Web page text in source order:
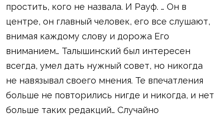
простить, кого не назвала. И Рауф. … Он в
центре, он главный человек, его все слушают,
внимая каждому слову и дорожа Его
вниманием… Талышинский был интересен
всегда, умел дать нужный совет, но никогда
не навязывал своего мнения. Те впечатления
больше не повторились нигде и никогда, и нет
больше таких редакций… Случайно